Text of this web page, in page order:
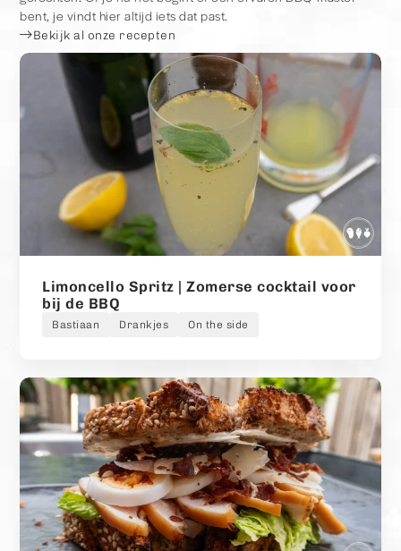
bent, je vindt hier altijd iets dat past.
Bekijk al onze recepten
Limoncello Spritz | Zomerse cocktail voor
bij de BBQ
Bastiaan Drankjes On the side